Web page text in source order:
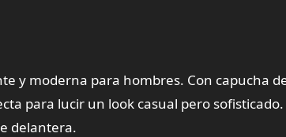
y moderna para hombres. Con capucha
para lucir un look casual pero sofisticado.
delantera.